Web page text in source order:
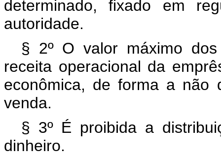
determinado, fixado em
autoridade.
§ 2º O valor máximo
receita operacional da
econômica, de forma a não
venda.
§ 3º É proibida a
dinheiro.